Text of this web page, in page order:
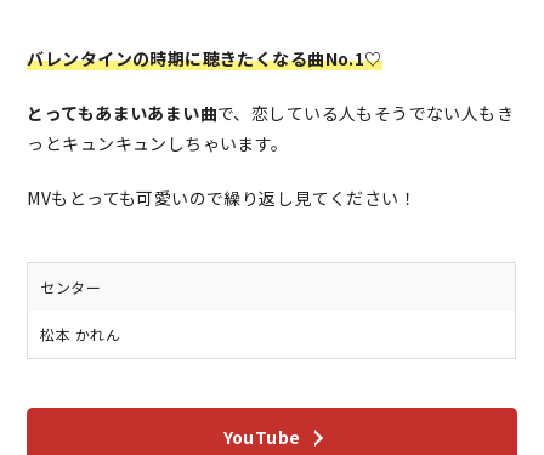
バレンタインの時期に聴きたくなる曲No.1♡
とってもあまいあまい曲で、恋している人もそうでない人もき
っとキュンキュンしちゃいます。
MVもとっても可愛いので繰り返し見てください！
センター
松本 かれん
YouTube